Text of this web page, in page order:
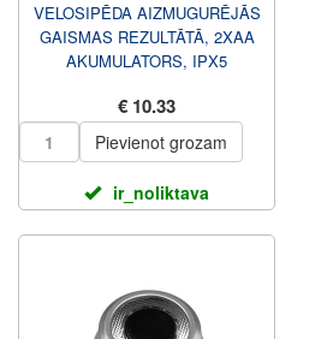
VELOSIPĒDA AIZMUGURĒJĀS
GAISMAS REZULTĀTĀ, 2XAA
AKUMULATORS, IPX5
€ 10.33
Pievienot grozam
ir_noliktava